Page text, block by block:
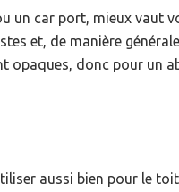
un car port, mieux vaut
et, de manière
opaques, donc pour un
aussi bien pour le